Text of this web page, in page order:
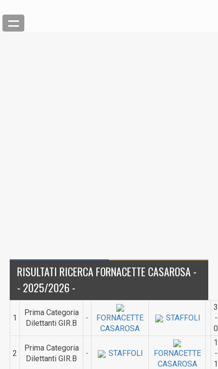
RISULTATI RICERCA FORNACETTE CASAROSA -
- 2025/2026 -
1
Prima Categoria
Dilettanti GIR.B
-
FORNACETTE
CASAROSA
STAFFOLI
3
-
0
2
Prima Categoria
Dilettanti GIR.B
- STAFFOLI
FORNACETTE
CASAROSA
1
-
1